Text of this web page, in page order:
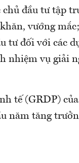
đầu tư tập
vướng
tư đối với các
nhiệm vụ giải
tế (GRDP)
năm tăng